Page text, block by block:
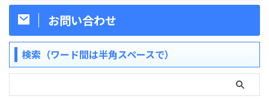
お問い合わせ
検索（ワード間は半角スペースで）